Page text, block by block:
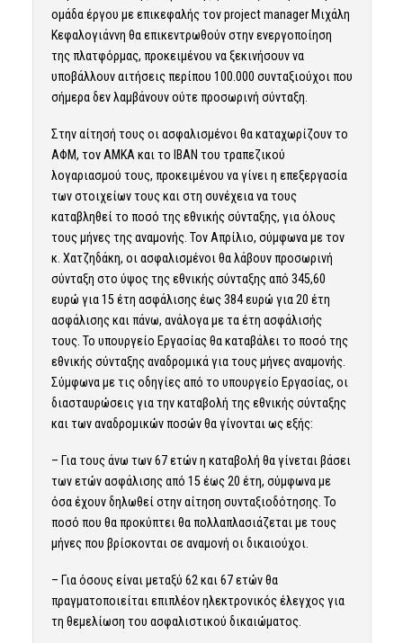
ομάδα έργου με επικεφαλής τον project manager Μιχάλη
Κεφαλογιάννη θα επικεντρωθούν στην ενεργοποίηση
της πλατφόρμας, προκειμένου να ξεκινήσουν να
υποβάλλουν αιτήσεις περίπου 100.000 συνταξιούχοι που
σήμερα δεν λαμβάνουν ούτε προσωρινή σύνταξη.
Στην αίτησή τους οι ασφαλισμένοι θα καταχωρίζουν το
ΑΦΜ, τον ΑΜΚΑ και το ΙΒΑΝ του τραπεζικού
λογαριασμού τους, προκειμένου να γίνει η επεξεργασία
των στοιχείων τους και στη συνέχεια να τους
καταβληθεί το ποσό της εθνικής σύνταξης, για όλους
τους μήνες της αναμονής. Τον Απρίλιο, σύμφωνα με τον
κ. Χατζηδάκη, οι ασφαλισμένοι θα λάβουν προσωρινή
σύνταξη στο ύψος της εθνικής σύνταξης από 345,60
ευρώ για 15 έτη ασφάλισης έως 384 ευρώ για 20 έτη
ασφάλισης και πάνω, ανάλογα με τα έτη ασφάλισής
τους. Το υπουργείο Εργασίας θα καταβάλει το ποσό της
εθνικής σύνταξης αναδρομικά για τους μήνες αναμονής.
Σύμφωνα με τις οδηγίες από το υπουργείο Εργασίας, οι
διασταυρώσεις για την καταβολή της εθνικής σύνταξης
και των αναδρομικών ποσών θα γίνονται ως εξής:
– Για τους άνω των 67 ετών η καταβολή θα γίνεται βάσει
των ετών ασφάλισης από 15 έως 20 έτη, σύμφωνα με
όσα έχουν δηλωθεί στην αίτηση συνταξιοδότησης. Το
ποσό που θα προκύπτει θα πολλαπλασιάζεται με τους
μήνες που βρίσκονται σε αναμονή οι δικαιούχοι.
– Για όσους είναι μεταξύ 62 και 67 ετών θα
πραγματοποιείται επιπλέον ηλεκτρονικός έλεγχος για
τη θεμελίωση του ασφαλιστικού δικαιώματος.